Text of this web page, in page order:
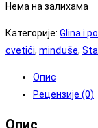
Нема на залихама
Категорије: Glina i
cvetići, minđuše,
Опис
Рецензије (0)
Опис